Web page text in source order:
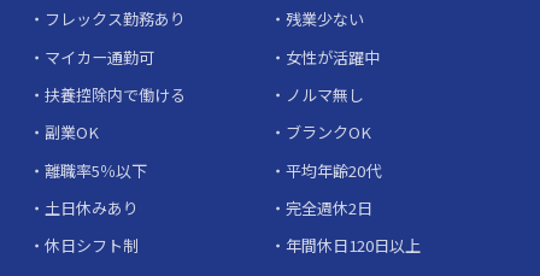
フレックス勤務あり
残業少ない
マイカー通勤可
女性が活躍中
扶養控除内で働ける
ノルマ無し
副業OK
ブランクOK
離職率5％以下
平均年齢20代
土日休みあり
完全週休2日
休日シフト制
年間休日120日以上